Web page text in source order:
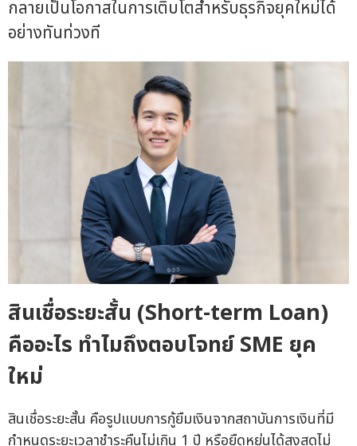
กลายเป็นโอกาสในการเติบโตสำหรับธุรกิจยุคใหม่ได้
อย่างทันท่วงที
สินเชื่อระยะสั้น (Short-term Loan)
คืออะไร ทำไมถึงตอบโจทย์ SME ยุค
ใหม่
สินเชื่อระยะสั้น คือรูปแบบการกู้ยืมเงินจากสถาบันการเงินที่มี
กำหนดระยะเวลาชำระคืนไม่เกิน 1 ปี หรือยืดหยุ่นได้สูงสุดไม่